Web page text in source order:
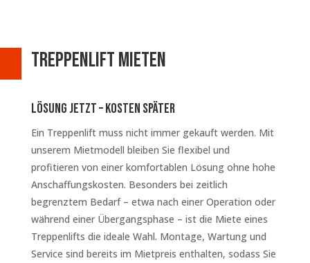
Treppenlift mieten
Lösung jetzt – kosten später
Ein Treppenlift muss nicht immer gekauft werden. Mit
unserem Mietmodell bleiben Sie flexibel und
profitieren von einer komfortablen Lösung ohne hohe
Anschaffungskosten. Besonders bei zeitlich
begrenztem Bedarf – etwa nach einer Operation oder
während einer Übergangsphase – ist die Miete eines
Treppenlifts die ideale Wahl. Montage, Wartung und
Service sind bereits im Mietpreis enthalten, sodass Sie